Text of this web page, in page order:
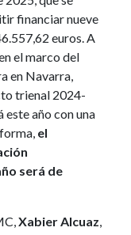
financiar nueve
euros. A
el marco del
en Navarra,
trienal 2024-
año con una
el
será de
XabierAlcuaz,